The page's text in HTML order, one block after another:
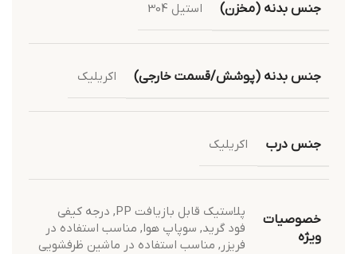
جنس بدنه (مخزن) استیل 304
جنس بدنه (پوشش/قسمت خارجی) اکریلیک
جنس درب اکریلیک
خصوصیات
ویژه
پلاستیک قابل بازیافت PP , درجه کیفی
فود گرید, سوپاپ هوا, مناسب استفاده در
فریزر , مناسب استفاده در ماشین ظرفشویی